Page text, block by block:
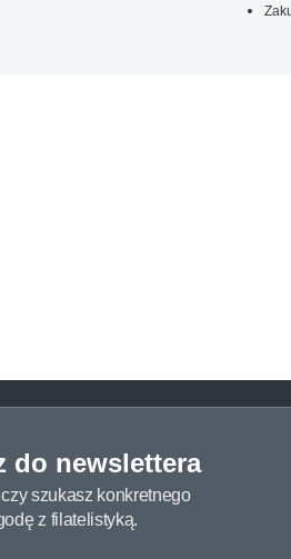
do newslettera
szukasz konkretnego
z filatelistyką.